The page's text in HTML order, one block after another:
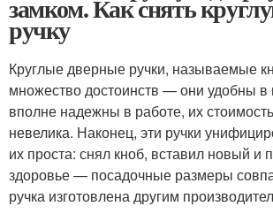
замком. Как снять
ручку
Круглые дверные ручки, называемые
множество достоинств — они удобны в
вполне надежны в работе, их
невелика. Наконец, эти ручки
их проста: снял кноб, вставил новый и
здоровье — посадочные размеры
ручка изготовлена другим